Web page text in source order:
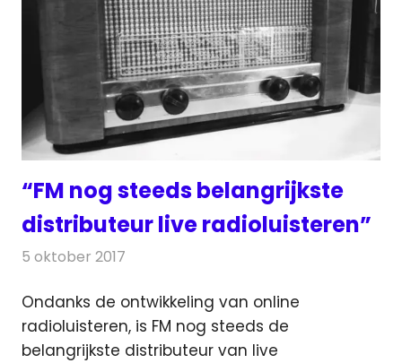
“FM nog steeds belangrijkste
distributeur live radioluisteren”
5 oktober 2017
Ondanks de ontwikkeling van online
radioluisteren, is FM nog steeds de
belangrijkste distributeur van live